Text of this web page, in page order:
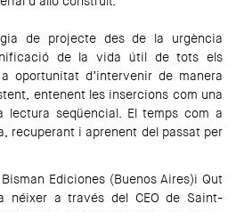
de projecte des de la urgència
de la vida útil de tots els
oportunitat d’intervenir de manera
entenent les insercions com una
lectura seqüencial. El temps com a
recuperant i aprenent del passat per
Ediciones (Buenos Aires)i Qut
néixer a través del CEO de Saint-